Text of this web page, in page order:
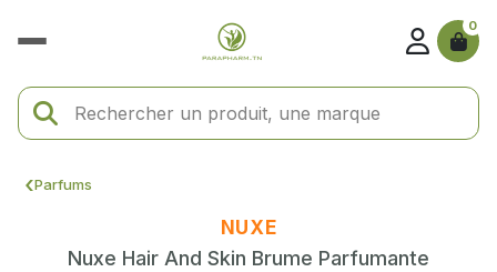
0
Parfums
NUXE
Nuxe Hair And Skin Brume Parfumante